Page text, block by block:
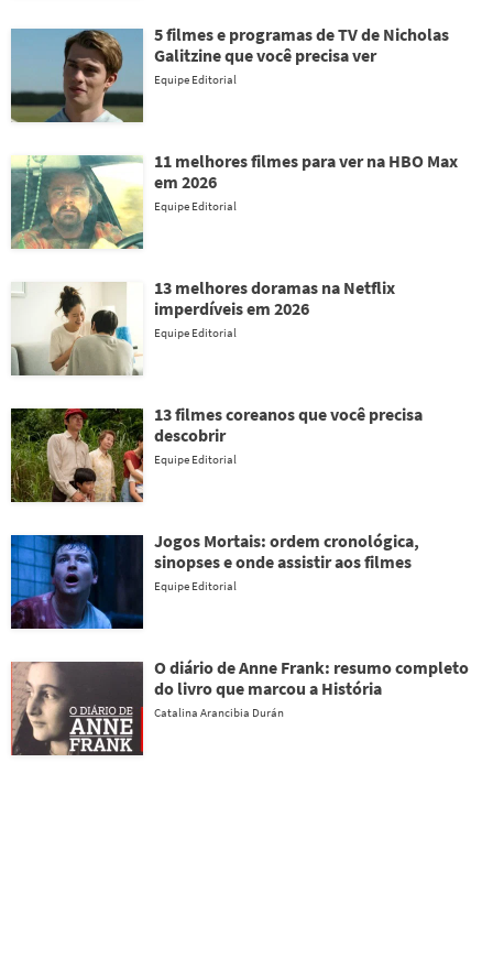
5 filmes e programas de TV de Nicholas
Galitzine que você precisa ver
Equipe Editorial
11 melhores filmes para ver na HBO Max
em 2026
Equipe Editorial
13 melhores doramas na Netflix
imperdíveis em 2026
Equipe Editorial
13 filmes coreanos que você precisa
descobrir
Equipe Editorial
Jogos Mortais: ordem cronológica,
sinopses e onde assistir aos filmes
Equipe Editorial
O diário de Anne Frank: resumo completo
do livro que marcou a História
Catalina Arancibia Durán